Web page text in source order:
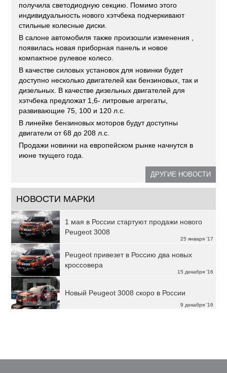
получила светодиодную секцию. Помимо этого
индивидуальность нового хэтчбека подчеркивают
стильные колесные диски.
В салоне автомобиля также произошли изменения ,
появилась новая приборная панель и новое
компактное рулевое колесо.
В качестве силовых установок для новинки будет
доступно несколько двигателей как бензиновых, так и
дизельных. В качестве дизельных двигателей для
хэтчбека предложат 1,6- литровые агрегаты,
развивающие 75, 100 и 120 л.с.
В линейке бензиновых моторов будут доступны
двигатели от 68 до 208 л.с.
Продажи новинки на европейском рынке начнутся в
июне ткущего года.
ДРУГИЕ НОВОСТИ
НОВОСТИ МАРКИ
25 января '17
1 мая в России стартуют продажи нового
Peugeot 3008
15 декабря '16
Peugeot привезет в Россию два новых
кроссовера
9 декабря '16
Новый Peugeot 3008 скоро в России